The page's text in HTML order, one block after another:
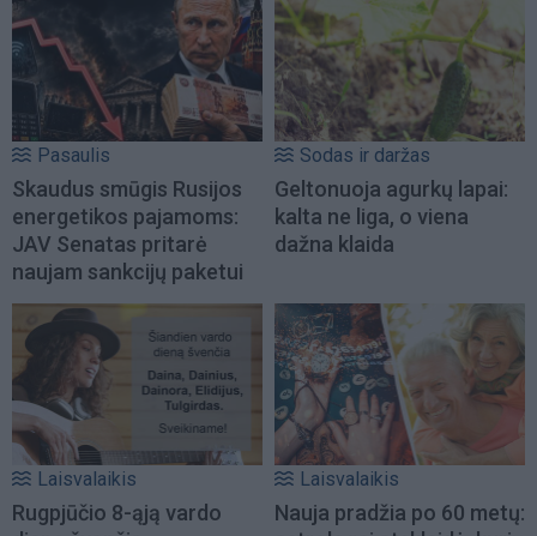
Pasaulis
Skaudus smūgis Rusijos
energetikos pajamoms:
JAV Senatas pritarė
naujam sankcijų paketui
Sodas ir daržas
Geltonuoja agurkų lapai:
kalta ne liga, o viena
dažna klaida
Laisvalaikis
Rugpjūčio 8-ąją vardo
Laisvalaikis
Nauja pradžia po 60 metų: